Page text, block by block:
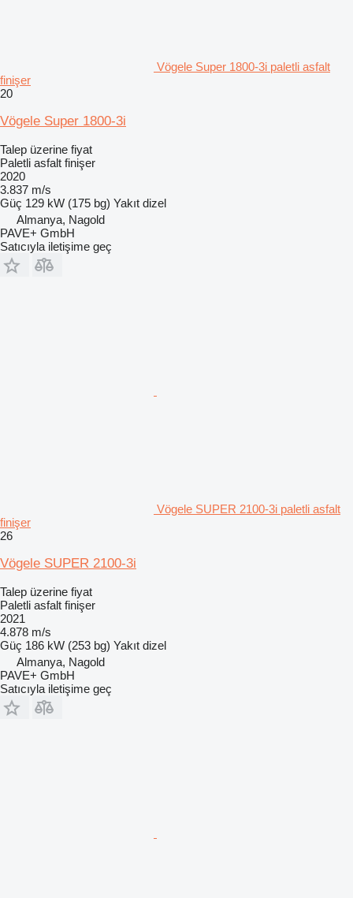
Vögele Super 1800-3i paletli asfalt
finişer
20
Vögele Super 1800-3i
Talep üzerine fiyat
Paletli asfalt finişer
2020
3.837 m/s
Güç 129 kW (175 bg) Yakıt dizel
Almanya, Nagold
PAVE+ GmbH
Satıcıyla iletişime geç
Vögele SUPER 2100-3i paletli asfalt
finişer
26
Vögele SUPER 2100-3i
Talep üzerine fiyat
Paletli asfalt finişer
2021
4.878 m/s
Güç 186 kW (253 bg) Yakıt dizel
Almanya, Nagold
PAVE+ GmbH
Satıcıyla iletişime geç